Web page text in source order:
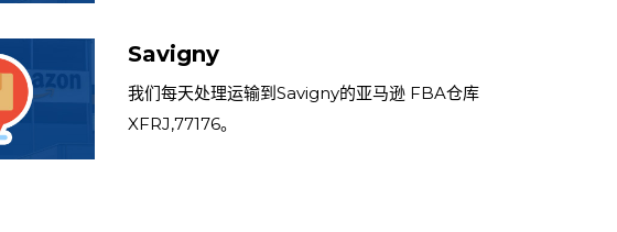
Savigny
我们每天处理运输到Savigny的亚马逊 FBA仓库
XFRJ,77176。